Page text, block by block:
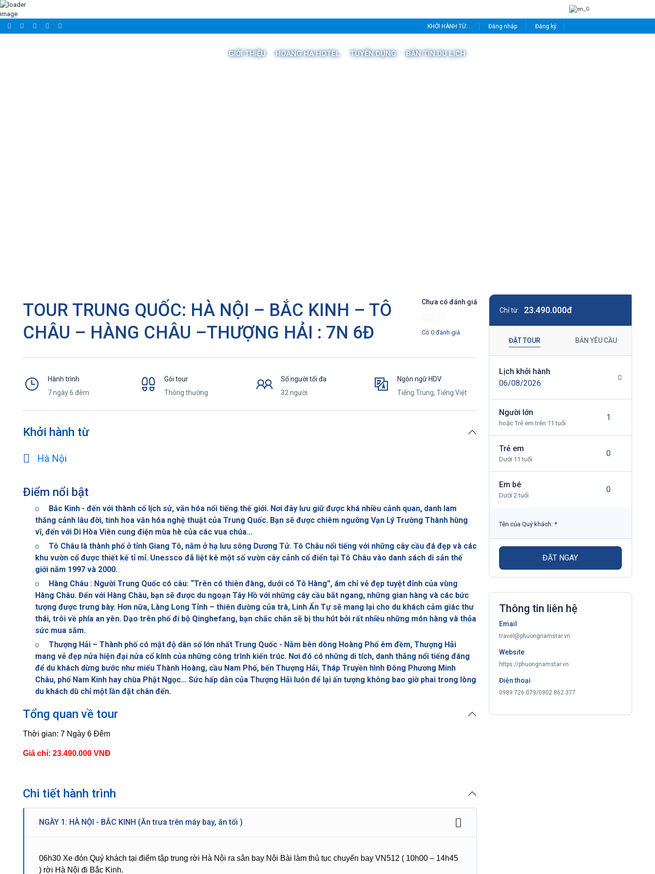
KHỞI HÀNH TỪ... Đăng nhập Đăng ký
GIỚI THIỆU HOANG HA HOTEL TUYỂN DỤNG BẢN TIN DU LỊCH
TOUR TRUNG QUỐC: HÀ NỘI – BẮC KINH – TÔ
CHÂU – HÀNG CHÂU –THƯỢNG HẢI : 7N 6Đ
Chưa có đánh giá
Có 0 đánh giá
Hành trình
7 ngày 6 đêm
Gói tour
Thông thường
Số người tối đa
32 người
Ngôn ngữ HDV
Tiếng Trung, Tiếng Việt
Khởi hành từ
Hà Nội
Điểm nổi bật
Bắc Kinh - đến với thành cổ lịch sử, văn hóa nổi tiếng thế giới. Nơi đây lưu giữ được khá nhiều cảnh quan, danh lam
thắng cảnh lâu đời, tinh hoa văn hóa nghệ thuật của Trung Quốc. Bạn sẽ được chiêm ngưỡng Vạn Lý Trường Thành hùng
vĩ, đến với Di Hòa Viên cung điện mùa hè của các vua chúa...
Tô Châu là thành phố ở tỉnh Giang Tô, nằm ở hạ lưu sông Dương Tử. Tô Châu nổi tiếng với những cây cầu đá đẹp và các
khu vườn cổ được thiết kế tỉ mỉ. Unessco đã liệt kê một số vườn cây cảnh cổ điển tại Tô Châu vào danh sách di sản thế
giới năm 1997 và 2000.
Hàng Châu : Người Trung Quốc có câu: “Trên có thiên đàng, dưới có Tô Hàng”, ám chỉ vẻ đẹp tuyệt đỉnh của vùng
Hàng Châu. Đến với Hàng Châu, bạn sẽ được du ngoạn Tây Hồ với những cây cầu bắt ngang, những gian hàng và các bức
tượng được trưng bày. Hơn nữa, Làng Long Tỉnh – thiên đường của trà, Linh Ẩn Tự sẽ mang lại cho du khách cảm giác thư
thái, trôi về phía an yên. Dạo trên phố đi bộ Qinghefang, bạn chắc chắn sẽ bị thu hút bởi rất nhiều những món hàng và thỏa
sức mua sắm.
Thượng Hải – Thành phố có mật độ dân số lớn nhất Trung Quốc - Nằm bên dòng Hoàng Phố êm đềm, Thượng Hải
mang vẻ đẹp nửa hiện đại nửa cổ kính của những công trình kiến trúc. Nơi đó có những di tích, danh thắng nổi tiếng đáng
để du khách dừng bước như miếu Thành Hoàng, cầu Nam Phố, bến Thượng Hải, Tháp Truyền hình Đông Phương Minh
Châu, phố Nam Kinh hay chùa Phật Ngọc… Sức hấp dẫn của Thượng Hải luôn để lại ấn tượng không bao giờ phai trong lòng
du khách dù chỉ một lần đặt chân đến.
Tổng quan về tour
Thời gian: 7 Ngày 6 Đêm
Giá chỉ: 23.490.000 VNĐ
Chi tiết hành trình
NGÀY 1: HÀ NỘI - BẮC KINH (Ăn trưa trên máy bay, ăn tối )
06h30 Xe đón Quý khách tại điểm tập trung rời Hà Nội ra sân bay Nội Bài làm thủ tục chuyến bay VN512 ( 10h00 – 14h45
) rời Hà Nội đi Bắc Kinh.
Chỉ từ: 23.490.000đ
ĐẶT TOUR BẢN YÊU CẦU
Lịch khởi hành
06/08/2026
Người lớn
hoặc Trẻ em trên 11 tuổi
Trẻ em
Dưới 11 tuổi
Em bé
Dưới 2 tuổi
Tên của Quý khách: *
ĐẶT NGAY
Thông tin liên hệ
Email
travel@phuongnamstar.vn
Website
https://phuongnamstar.vn
Điện thoại
0989 726 079/0902 862 377